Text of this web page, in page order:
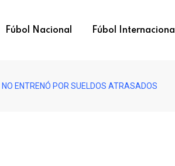
Fúbol Nacional Fúbol Internacional
ENTRENÓ POR SUELDOS ATRASADOS